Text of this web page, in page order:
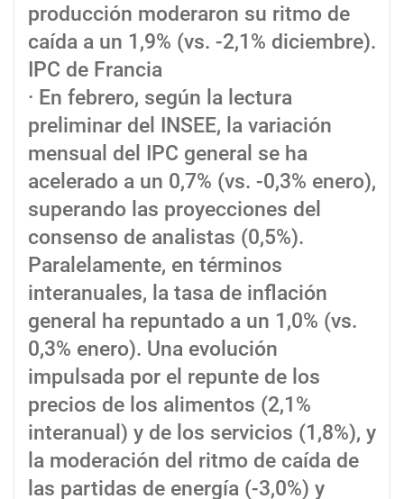
producción moderaron su ritmo de
caída a un 1,9% (vs. -2,1% diciembre).
IPC de Francia
· En febrero, según la lectura
preliminar del INSEE, la variación
mensual del IPC general se ha
acelerado a un 0,7% (vs. -0,3% enero),
superando las proyecciones del
consenso de analistas (0,5%).
Paralelamente, en términos
interanuales, la tasa de inflación
general ha repuntado a un 1,0% (vs.
0,3% enero). Una evolución
impulsada por el repunte de los
precios de los alimentos (2,1%
interanual) y de los servicios (1,8%), y
la moderación del ritmo de caída de
las partidas de energía (-3,0%) y